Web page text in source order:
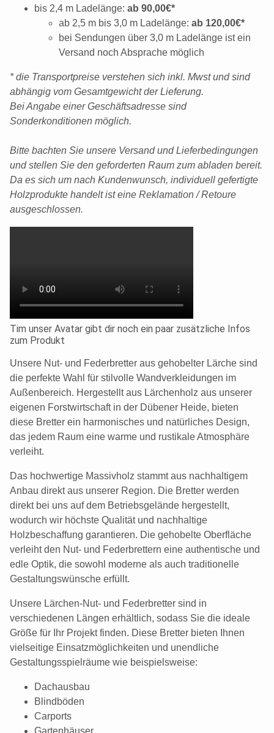
bis 2,4 m Ladelänge: ab 90,00€*
ab 2,5 m bis 3,0 m Ladelänge: ab 120,00€*
bei Sendungen über 3,0 m Ladelänge ist ein
Versand noch Absprache möglich
* die Transportpreise verstehen sich inkl. Mwst und sind
abhängig vom Gesamtgewicht der Lieferung.
Bei Angabe einer Geschäftsadresse sind
Sonderkonditionen möglich.
Bitte bachten Sie unsere Versand und Lieferbedingungen
und stellen Sie den geforderten Raum zum abladen bereit.
Da es sich um nach Kundenwunsch, individuell gefertigte
Holzprodukte handelt ist eine Reklamation / Retoure
ausgeschlossen.
Tim unser Avatar gibt dir noch ein paar zusätzliche Infos
zum Produkt
Unsere Nut- und Federbretter aus gehobelter Lärche sind
die perfekte Wahl für stilvolle Wandverkleidungen im
Außenbereich. Hergestellt aus Lärchenholz aus unserer
eigenen Forstwirtschaft in der Dübener Heide, bieten
diese Bretter ein harmonisches und natürliches Design,
das jedem Raum eine warme und rustikale Atmosphäre
verleiht.
Das hochwertige Massivholz stammt aus nachhaltigem
Anbau direkt aus unserer Region. Die Bretter werden
direkt bei uns auf dem Betriebsgelände hergestellt,
wodurch wir höchste Qualität und nachhaltige
Holzbeschaffung garantieren. Die gehobelte Oberfläche
verleiht den Nut- und Federbrettern eine authentische und
edle Optik, die sowohl moderne als auch traditionelle
Gestaltungswünsche erfüllt.
Unsere Lärchen-Nut- und Federbretter sind in
verschiedenen Längen erhältlich, sodass Sie die ideale
Größe für Ihr Projekt finden. Diese Bretter bieten Ihnen
vielseitige Einsatzmöglichkeiten und unendliche
Gestaltungsspielräume wie beispielsweise:
Dachausbau
Blindböden
Carports
Gartenhäuser